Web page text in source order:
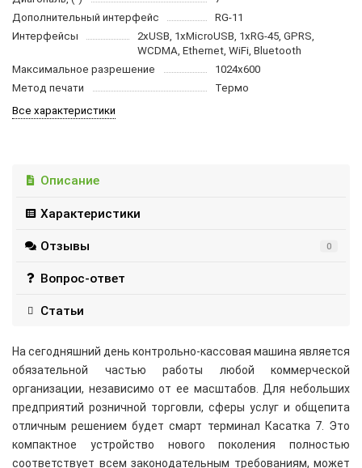
Дополнительный интерфейс
RG-11
Интерфейсы
2xUSB, 1xMicroUSB, 1xRG-45, GPRS,
WCDMA, Ethernet, WiFi, Bluetooth
Максимальное разрешение
1024х600
Метод печати
Термо
Все характеристики
Описание
Характеристики
Отзывы 0
Вопрос-ответ
Статьи
На сегодняшний день контрольно-кассовая машина является
обязательной частью работы любой коммерческой
организации, независимо от ее масштабов. Для небольших
предприятий розничной торговли, сферы услуг и общепита
отличным решением будет смарт терминал Касатка 7. Это
компактное устройство нового поколения полностью
соответствует всем законодательным требованиям, может